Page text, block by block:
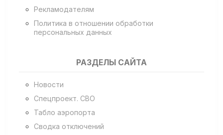
Рекламодателям
Политика в отношении обработки
персональных данных
РАЗДЕЛЫ САЙТА
Новости
Спецпроект. СВО
Табло аэропорта
Сводка отключений